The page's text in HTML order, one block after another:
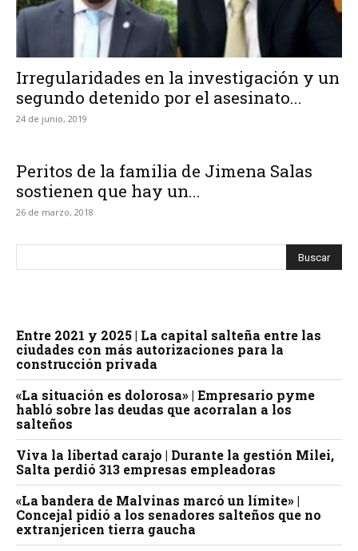
Irregularidades en la investigación y un
segundo detenido por el asesinato...
24 de junio, 2019
Peritos de la familia de Jimena Salas
sostienen que hay un...
26 de marzo, 2018
Entre 2021 y 2025 | La capital salteña entre las
ciudades con más autorizaciones para la
construcción privada
«La situación es dolorosa» | Empresario pyme
habló sobre las deudas que acorralan a los
salteños
Viva la libertad carajo | Durante la gestión Milei,
Salta perdió 313 empresas empleadoras
«La bandera de Malvinas marcó un límite» |
Concejal pidió a los senadores salteños que no
extranjericen tierra gaucha